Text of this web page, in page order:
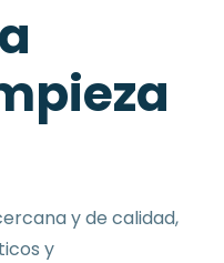
a
pieza
y de calidad,
y